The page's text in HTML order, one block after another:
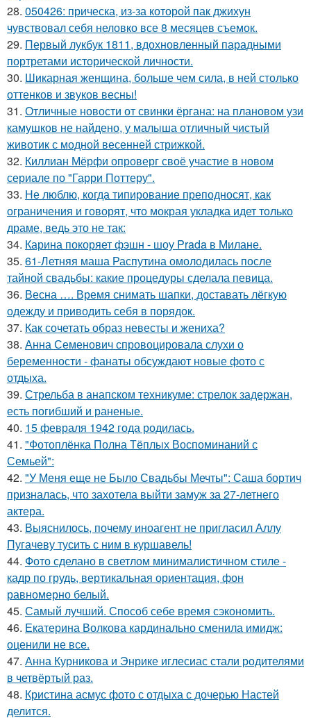
28. 050426: прическа, из-за которой пак джихун
чувствовал себя неловко все 8 месяцев съемок.
29. Первый лукбук 1811, вдохновленный парадными
портретами исторической личности.
30. Шикарная женщина, больше чем сила, в ней столько
оттенков и звуков весны!
31. Отличные новости от свинки ёргана: на плановом узи
камушков не найдено, у малыша отличный чистый
животик с модной весенней стрижкой.
32. Киллиан Мёрфи опроверг своё участие в новом
сериале по "Гарри Поттеру".
33. Не люблю, когда типирование преподносят, как
ограничения и говорят, что мокрая укладка идет только
драме, ведь это не так:
34. Карина покоряет фэшн - шоу Prada в Милане.
35. 61-Летняя маша Распутина омолодилась после
тайной свадьбы: какие процедуры сделала певица.
36. Весна …. Время снимать шапки, доставать лёгкую
одежду и приводить себя в порядок.
37. Как сочетать образ невесты и жениха?
38. Анна Семенович спровоцировала слухи о
беременности - фанаты обсуждают новые фото с
отдыха.
39. Стрельба в анапском техникуме: стрелок задержан,
есть погибший и раненые.
40. 15 февраля 1942 года родилась.
41. "Фотоплёнка Полна Тёплых Воспоминаний с
Семьей":
42. "У Меня еще не Было Свадьбы Мечты": Саша бортич
призналась, что захотела выйти замуж за 27-летнего
актера.
43. Выяснилось, почему иноагент не пригласил Аллу
Пугачеву тусить с ним в куршавель!
44. Фото сделано в светлом минималистичном стиле -
кадр по грудь, вертикальная ориентация, фон
равномерно белый.
45. Самый лучший. Способ себе время сэкономить.
46. Екатерина Волкова кардинально сменила имидж:
оценили не все.
47. Анна Курникова и Энрике иглесиас стали родителями
в четвёртый раз.
48. Кристина асмус фото с отдыха с дочерью Настей
делится.